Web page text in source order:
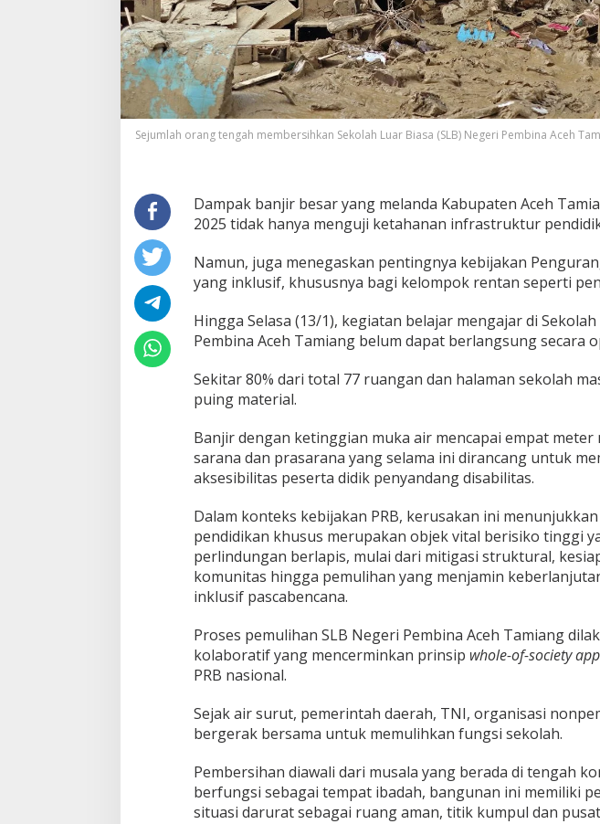
a
m
i
a
n
g
B
e
s
i
s
R
B
k
s
i
Sejumlah orang tengah membersihkan Sekolah Luar Biasa (SLB) Negeri Pembina Aceh
Dampak banjir besar yang melanda Kabupaten Aceh
2025 tidak hanya menguji ketahanan infrastruktur
Namun, juga menegaskan pentingnya kebijakan
yang inklusif, khususnya bagi kelompok rentan seperti
Hingga Selasa (13/1), kegiatan belajar mengajar di
Pembina Aceh Tamiang belum dapat berlangsung secara
Sekitar 80% dari total 77 ruangan dan halaman sekolah
puing material.
Banjir dengan ketinggian muka air mencapai empat
sarana dan prasarana yang selama ini dirancang untuk
aksesibilitas peserta didik penyandang disabilitas.
Dalam konteks kebijakan PRB, kerusakan ini
pendidikan khusus merupakan objek vital berisiko tinggi
perlindungan berlapis, mulai dari mitigasi struktural,
komunitas hingga pemulihan yang menjamin
inklusif pascabencana.
Proses pemulihan SLB Negeri Pembina Aceh Tamiang
kolaboratif yang mencerminkan prinsip whole-of-society
PRB nasional.
Sejak air surut, pemerintah daerah, TNI, organisasi
bergerak bersama untuk memulihkan fungsi sekolah.
Pembersihan diawali dari musala yang berada di tengah
berfungsi sebagai tempat ibadah, bangunan ini memiliki
situasi darurat sebagai ruang aman, titik kumpul dan